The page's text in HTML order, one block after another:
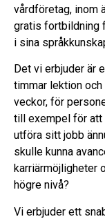
vårdföretag, inom
gratis fortbildning
i sina
Det vi erbjuder är
timmar lektion
veckor, för
till exempel för att
utföra sitt jobb
skulle kunna
karriärmöjligheter
högre nivå?
Vi erbjuder ett